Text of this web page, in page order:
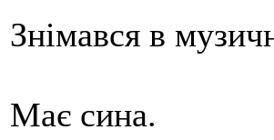
Знімався в
Має сина.